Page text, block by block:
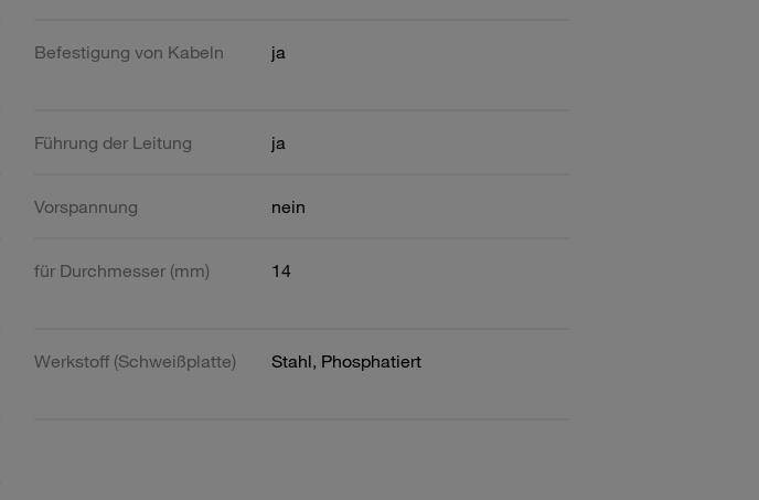
Befestigung von Kabeln ja
Führung der Leitung ja
Vorspannung nein
für Durchmesser (mm) 14
Werkstoff (Schweißplatte) Stahl, Phosphatiert